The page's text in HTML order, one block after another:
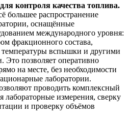
контроля качества топлива.
большее распространение
оснащённые
международного уровня:
фракционного состава,
температуры вспышки и другими
Это позволяет оперативно
на месте, без необходимости
лаборатории.
проводить комплексный
лабораторные измерения, сверку
и проверку объёмов